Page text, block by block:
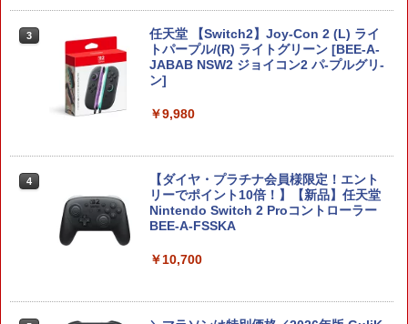
3
任天堂 【Switch2】Joy-Con 2 (L) ライ
トパープル/(R) ライトグリーン [BEE-A-
JABAB NSW2 ジョイコン2 パ-プルグリ-
ン]
￥9,980
4
【ダイヤ・プラチナ会員様限定！エント
リーでポイント10倍！】【新品】任天堂
Nintendo Switch 2 Proコントローラー
BEE-A-FSSKA
￥10,700